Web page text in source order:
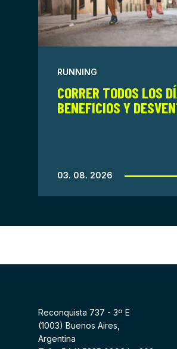
RUNNING
CORRER TODOS LOS
BENEFICIOS Y
03. 08. 2026
Reconquista 737 - 3º E
(1003) Buenos Aires,
Argentina